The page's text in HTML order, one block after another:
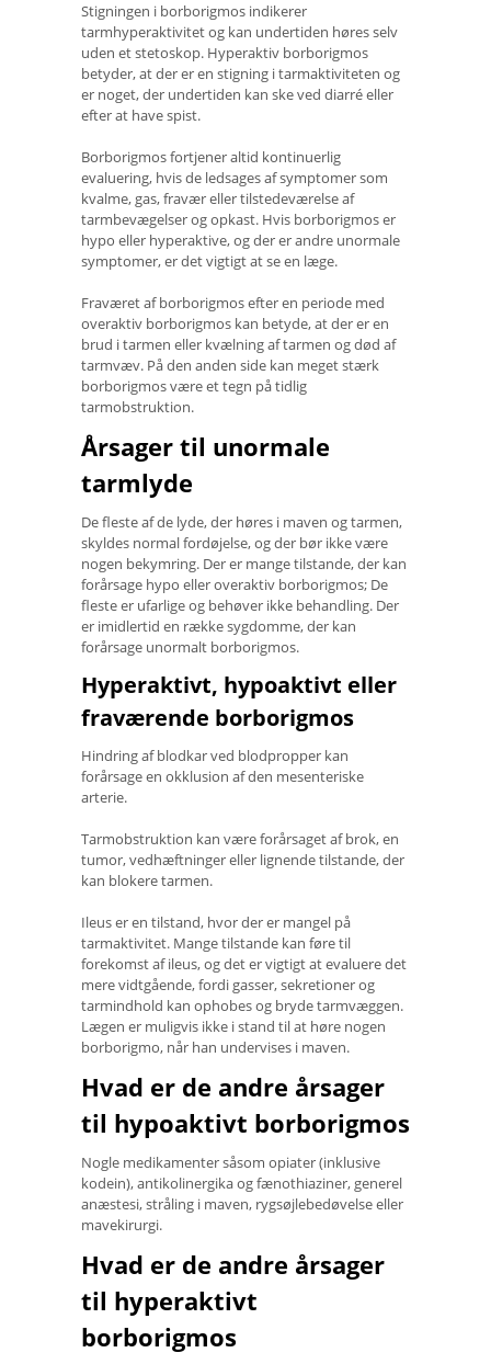
Stigningen i borborigmos indikerer
tarmhyperaktivitet og kan undertiden høres selv
uden et stetoskop. Hyperaktiv borborigmos
betyder, at der er en stigning i tarmaktiviteten og
er noget, der undertiden kan ske ved diarré eller
efter at have spist.
Borborigmos fortjener altid kontinuerlig
evaluering, hvis de ledsages af symptomer som
kvalme, gas, fravær eller tilstedeværelse af
tarmbevægelser og opkast. Hvis borborigmos er
hypo eller hyperaktive, og der er andre unormale
symptomer, er det vigtigt at se en læge.
Fraværet af borborigmos efter en periode med
overaktiv borborigmos kan betyde, at der er en
brud i tarmen eller kvælning af tarmen og død af
tarmvæv. På den anden side kan meget stærk
borborigmos være et tegn på tidlig
tarmobstruktion.
Årsager til unormale
tarmlyde
De fleste af de lyde, der høres i maven og tarmen,
skyldes normal fordøjelse, og der bør ikke være
nogen bekymring. Der er mange tilstande, der kan
forårsage hypo eller overaktiv borborigmos; De
fleste er ufarlige og behøver ikke behandling. Der
er imidlertid en række sygdomme, der kan
forårsage unormalt borborigmos.
Hyperaktivt, hypoaktivt eller
fraværende borborigmos
Hindring af blodkar ved blodpropper kan
forårsage en okklusion af den mesenteriske
arterie.
Tarmobstruktion kan være forårsaget af brok, en
tumor, vedhæftninger eller lignende tilstande, der
kan blokere tarmen.
Ileus er en tilstand, hvor der er mangel på
tarmaktivitet. Mange tilstande kan føre til
forekomst af ileus, og det er vigtigt at evaluere det
mere vidtgående, fordi gasser, sekretioner og
tarmindhold kan ophobes og bryde tarmvæggen.
Lægen er muligvis ikke i stand til at høre nogen
borborigmo, når han undervises i maven.
Hvad er de andre årsager
til hypoaktivt borborigmos
Nogle medikamenter såsom opiater (inklusive
kodein), antikolinergika og fænothiaziner, generel
anæstesi, stråling i maven, rygsøjlebedøvelse eller
mavekirurgi.
Hvad er de andre årsager
til hyperaktivt
borborigmos